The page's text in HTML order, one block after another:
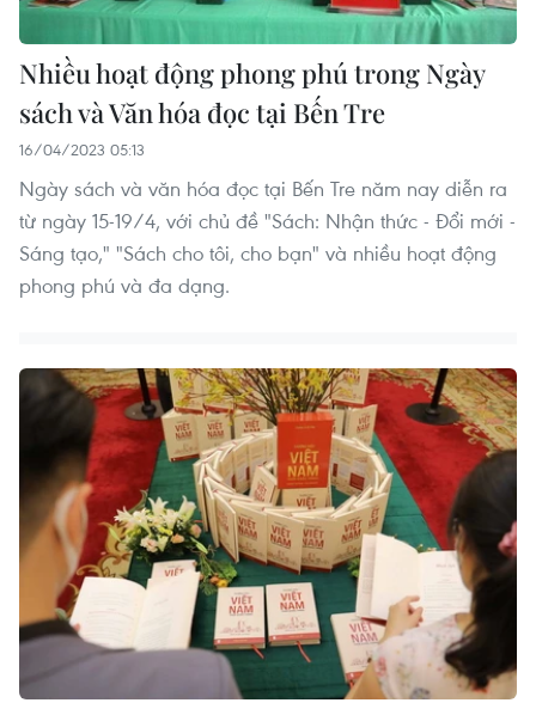
Nhiều hoạt động phong phú trong Ngày
sách và Văn hóa đọc tại Bến Tre
16/04/2023 05:13
Ngày sách và văn hóa đọc tại Bến Tre năm nay diễn ra
từ ngày 15-19/4, với chủ đề "Sách: Nhận thức - Đổi mới -
Sáng tạo," "Sách cho tôi, cho bạn" và nhiều hoạt động
phong phú và đa dạng.